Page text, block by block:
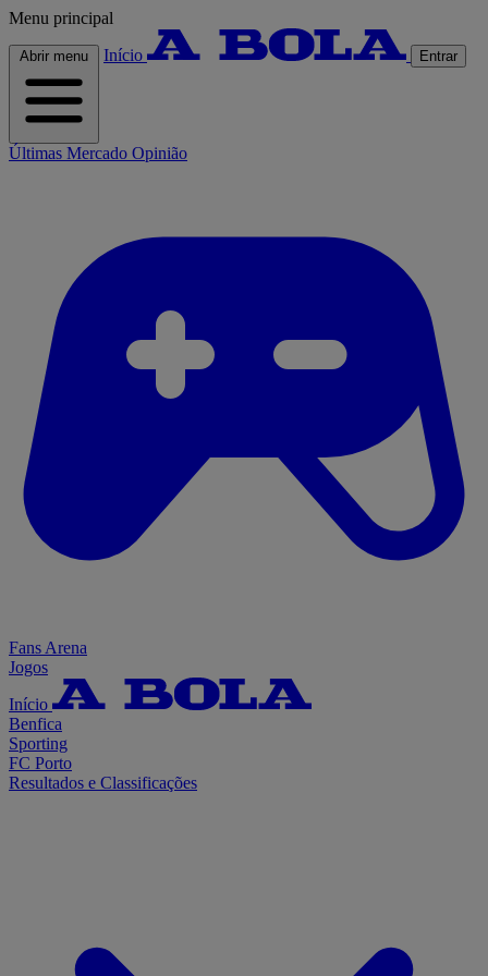
Menu principal
Abrir menu Início Entrar
Últimas Mercado Opinião
Fans Arena
Jogos
Início
Benfica
Sporting
FC Porto
Resultados e Classificações